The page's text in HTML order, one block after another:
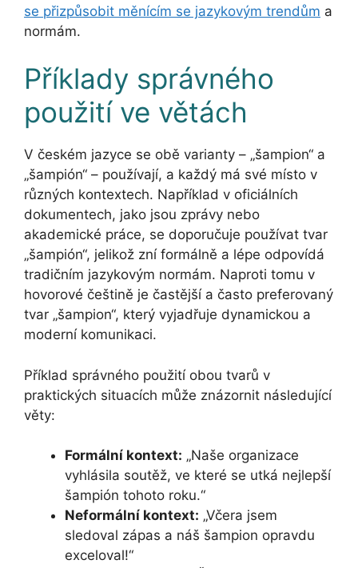
se přizpůsobit měnícím se jazykovým trendům a
normám.
Příklady správného
použití ve větách
V českém jazyce se obě varianty – „šampion“ a
„šampión“ – používají, a každý má své místo v
různých kontextech. Například v oficiálních
dokumentech, jako jsou zprávy nebo
akademické práce, se doporučuje používat tvar
„šampión“, jelikož zní formálně a lépe odpovídá
tradičním jazykovým normám. Naproti tomu v
hovorové češtině je častější a často preferovaný
tvar „šampion“, který vyjadřuje dynamickou a
moderní komunikaci.
Příklad správného použití obou tvarů v
praktických situacích může znázornit následující
věty:
Formální kontext: „Naše organizace
vyhlásila soutěž, ve které se utká nejlepší
šampión tohoto roku.“
Neformální kontext: „Včera jsem
sledoval zápas a náš šampion opravdu
exceloval!“